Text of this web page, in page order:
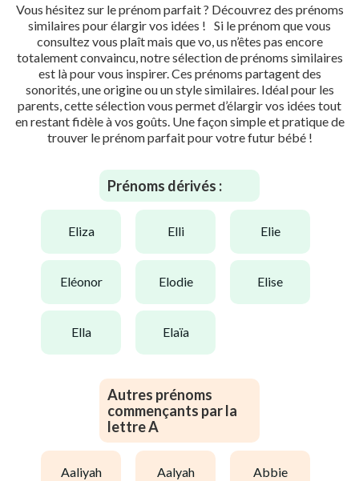
Vous hésitez sur le prénom parfait ? Découvrez des prénoms
similaires pour élargir vos idées ! Si le prénom que vous
consultez vous plaît mais que vo, us n’êtes pas encore
totalement convaincu, notre sélection de prénoms similaires
est là pour vous inspirer. Ces prénoms partagent des
sonorités, une origine ou un style similaires. Idéal pour les
parents, cette sélection vous permet d’élargir vos idées tout
en restant fidèle à vos goûts. Une façon simple et pratique de
trouver le prénom parfait pour votre futur bébé !
Prénoms dérivés :
eliza elli elie
eléonor elodie elise
ella elaïa
Autres prénoms
commençants par la
lettre A
aaliyah aalyah abbie